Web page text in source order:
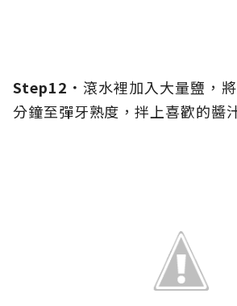
Step12． 滾水裡加入大量鹽，
分鐘至彈牙熟度，拌上喜歡的醬